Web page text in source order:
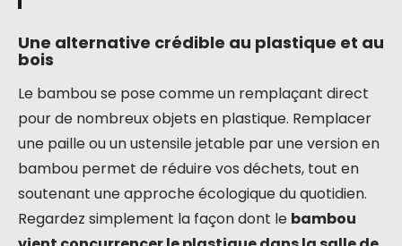
Une alternative crédible au plastique et au
bois
Le bambou se pose comme un remplaçant direct
pour de nombreux objets en plastique. Remplacer
une paille ou un ustensile jetable par une version en
bambou permet de réduire vos déchets, tout en
soutenant une approche écologique du quotidien.
Regardez simplement la façon dont le bambou